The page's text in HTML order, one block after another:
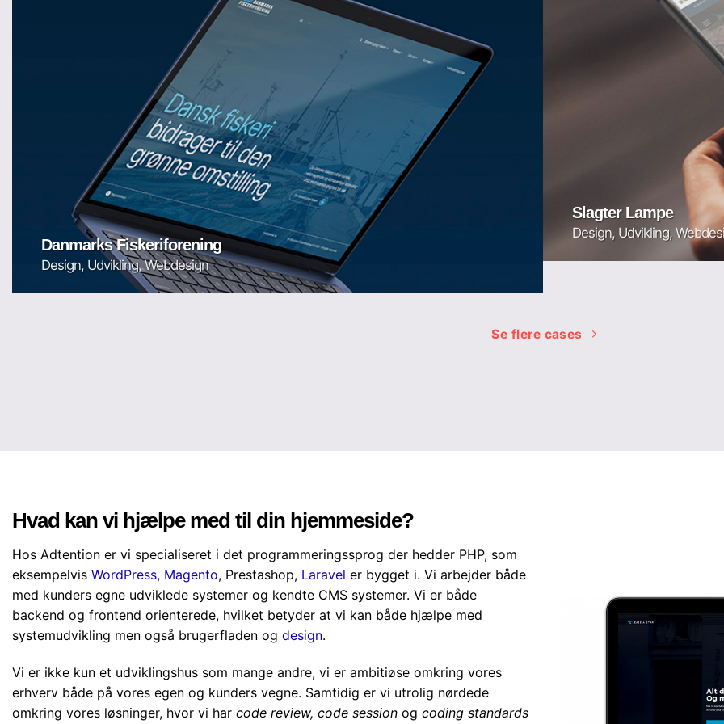
Slagter Lampe
Design, Udvikling,
Danmarks Fiskeriforening
Design, Udvikling, Webdesign
Se flere cases
Hvad kan vi hjælpe med til din hjemmeside?
Hos Adtention er vi specialiseret i det programmeringssprog der hedder PHP, som
eksempelvis WordPress, Magento, Prestashop, Laravel er bygget i. Vi arbejder både
med kunders egne udviklede systemer og kendte CMS systemer. Vi er både
backend og frontend orienterede, hvilket betyder at vi kan både hjælpe med
systemudvikling men også brugerfladen og design.
Vi er ikke kun et udviklingshus som mange andre, vi er ambitiøse omkring vores
erhverv både på vores egen og kunders vegne. Samtidig er vi utrolig nørdede
omkring vores løsninger, hvor vi har code review, code session og coding standards